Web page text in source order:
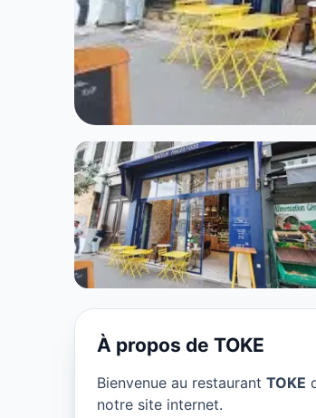
FAST FOOD
TOKE à
★ 4.6/5
À propos de TOKE
Bienvenue au restaurant TOKE
notre site internet.